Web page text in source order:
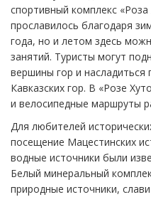
спортивный комплекс
прославилось благодаря
года, но и летом здесь
занятий. Туристы могут
вершины гор и
Кавказских гор. В «Розе
и велосипедные маршруты
Для любителей
посещение Мацестинских
водные источники были
Белый минеральный
природные источники,